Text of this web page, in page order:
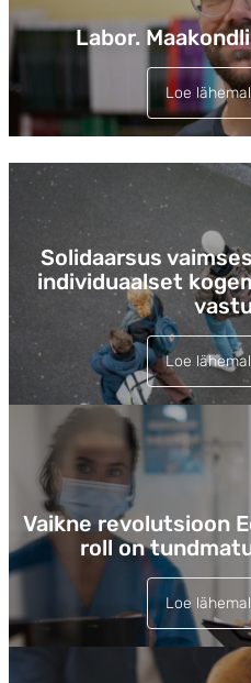
Labor.
Loe
Lehed
Solidaarsus
individuaalset
Loe
Lehed
Vaikne revolutsioon
roll on
Loe